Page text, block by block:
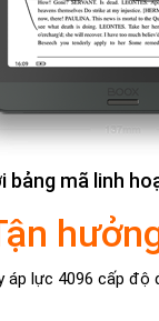
bảng mã linh
áp lực 4096 cấp